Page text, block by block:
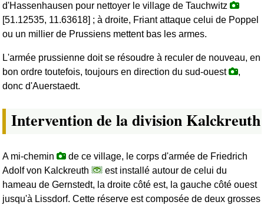
d'Hassenhausen pour nettoyer le village de Tauchwitz
[51.12535, 11.63618] ; à droite, Friant attaque celui de Poppel
ou un millier de Prussiens mettent bas les armes.
L'armée prussienne doit se résoudre à reculer de nouveau, en
bon ordre toutefois, toujours en direction du sud-ouest
,
donc d'Auerstaedt.
Intervention de la division Kalckreuth
A mi-chemin
de ce village, le corps d'armée de Friedrich
Adolf von Kalckreuth
est installé autour de celui du
hameau de Gernstedt, la droite côté est, la gauche côté ouest
jusqu'à Lissdorf. Cette réserve est composée de deux grosses